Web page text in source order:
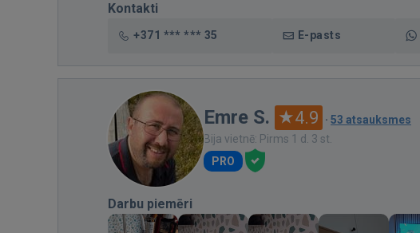
Kontakti
+371 *** *** 35 E-pasts
Emre S. 4.9 · 53 atsauksmes
Bija vietnē: Pirms 1 d. 3 st.
PRO
Darbu piemēri